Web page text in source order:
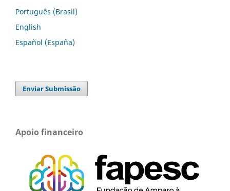
Português (Brasil)
English
Español (España)
Enviar Submissão
Apoio financeiro